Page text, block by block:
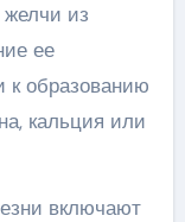
желчи из
ее
к образованию
кальция или
включают